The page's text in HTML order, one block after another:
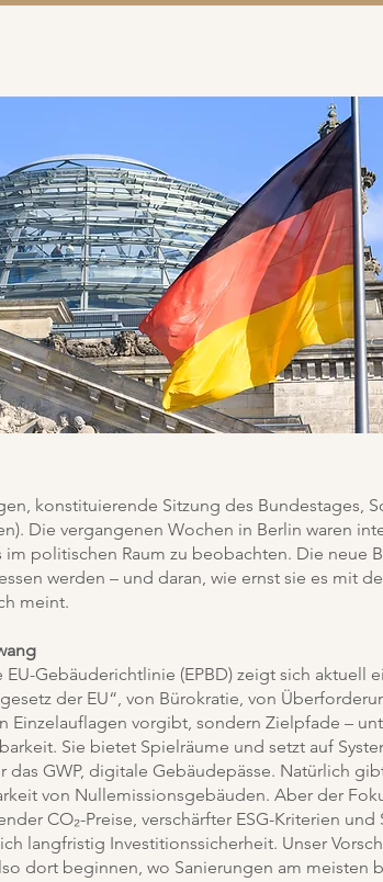
konstituierende Sitzung des Bundestages,
Die vergangenen Wochen in Berlin waren
im politischen Raum zu beobachten. Die neue
werden – und daran, wie ernst sie es mit
meint.
Gebäuderichtlinie (EPBD) zeigt sich aktuell
der EU“, von Bürokratie, von
Einzelauflagen vorgibt, sondern Zielpfade –
Sie bietet Spielräume und setzt auf
das GWP, digitale Gebäudepässe. Natürlich
von Nullemissionsgebäuden. Aber der
CO₂-Preise, verschärfter ESG-Kriterien
langfristig Investitionssicherheit. Unser
dort beginnen, wo Sanierungen am meisten